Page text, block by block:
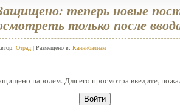
теперь новые
только после
Отрад | Размещено в: Каннибализм
паролем. Для его просмотра введите,